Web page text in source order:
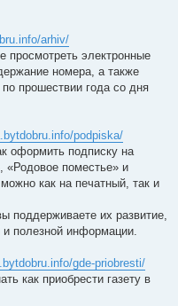
arhiv/
просмотреть электронные
номера, а также
прошествии года со дня
podpiska/
оформить подписку на
«Родовое поместье» и
как на печатный, так и
поддерживаете их развитие,
и полезной информации.
gde-priobresti/
как приобрести газету в